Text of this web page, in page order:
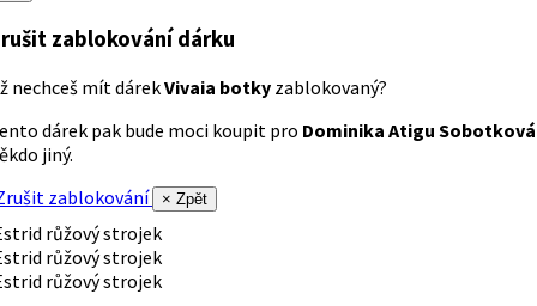
zablokování dárku
nechceš mít dárekVivaia botky zablokovaný?
dárek pak bude moci koupit pro Dominika Atigu Sobotková
jiný.
zablokování
× Zpět